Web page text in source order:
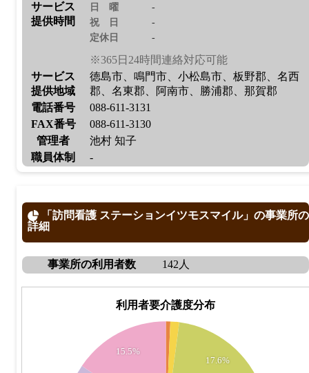
サービス
提供時間
日曜
-
祝日
-
定休日
-
※365日24時間連絡対応可能
サービス
提供地域
徳島市、鳴門市、小松島市、板野郡、名西
郡、名東郡、阿南市、勝浦郡、那賀郡
電話番号
088-611-3131
FAX番号
088-611-3130
管理者
池村 知子
職員体制
-
「訪問看護 ステーションイツモスマイル」の事業所の
詳細
事業所の利用者数 142人
利用者要介護度分布
17.6%
15.5%